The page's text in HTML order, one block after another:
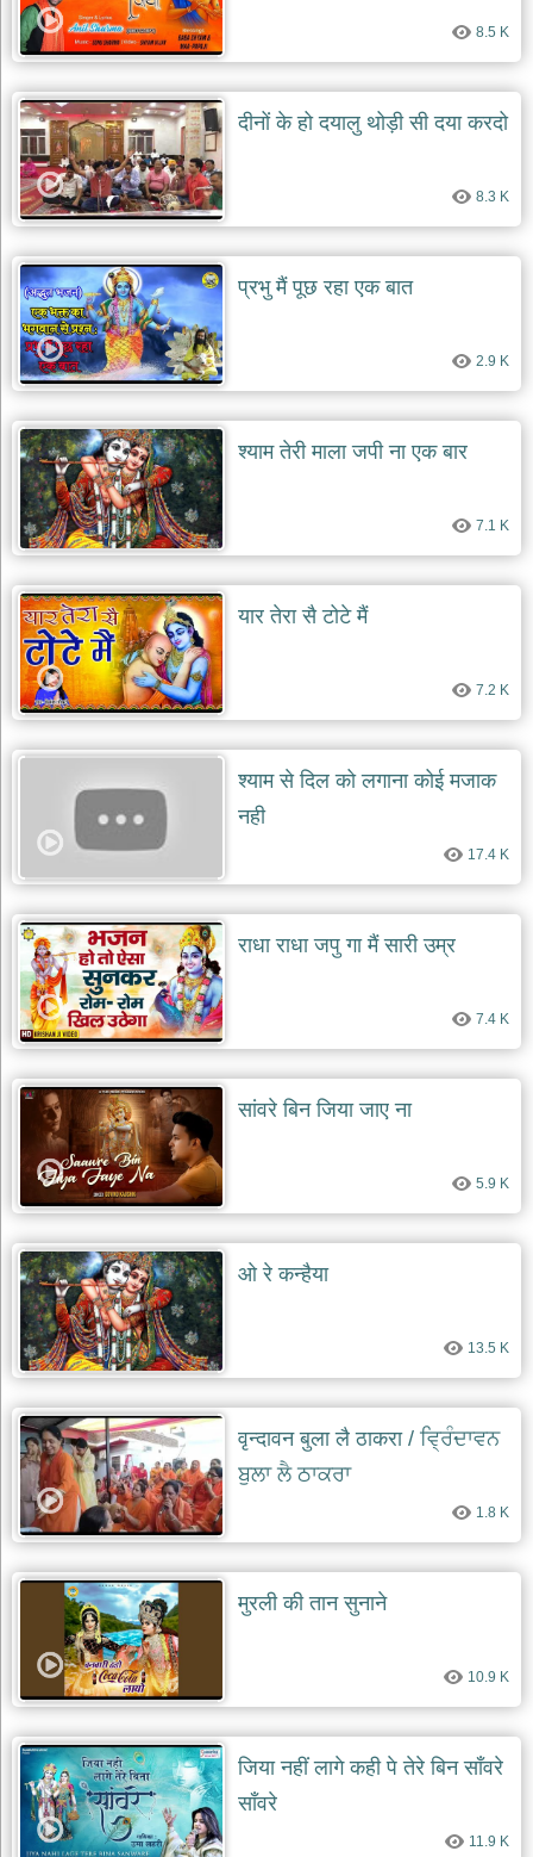
रानी
सती
दादी
भजन
rani
sati
dadi
bhajans
बावा
दयाल
भजन
bawa
lal
dayal
bhajans
शनि
देव
भजन
shani
dev
bhajans
आज
भजन
bhajan
of
the
day
भजन
जोड़ें
add
8.5 K
दीनों के हो दयालु थोड़ी सी दया करदो
8.3 K
प्रभु मैं पूछ रहा एक बात
2.9 K
श्याम तेरी माला जपी ना एक बार
7.1 K
यार तेरा सै टोटे मैं
7.2 K
श्याम से दिल को लगाना कोई मजाक
नही
17.4 K
राधा राधा जपु गा मैं सारी उम्र
7.4 K
सांवरे बिन जिया जाए ना
5.9 K
ओ रे कन्हैया
13.5 K
वृन्दावन बुला लै ठाकरा / ਵ੍ਰਿੰਦਾਵਨ
ਬੁਲਾ ਲੈ ਠਾਕਰਾ
1.8 K
मुरली की तान सुनाने
10.9 K
जिया नहीं लागे कही पे तेरे बिन सॉंवरे
सॉंवरे
11.9 K